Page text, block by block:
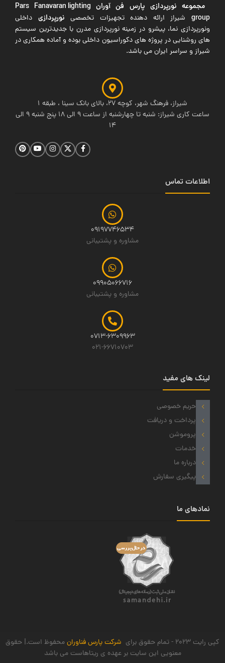
مجموعه نورپردازی پارس فن آوران Pars Fanavaran lighting
groupشیراز ارائه دهنده تجهیزات تخصصی نورپردازی داخلی
ونورپردازی نما، پیشرو در زمینه نورپردازی مدرن با جدیدترین سیستم
های روشنایی در پروژه های دکوراسیون داخلی بوده و آماده همکاری در
شیراز و سراسر ایران می باشد.
شیراز، فرهنگ شهر، کوچه 27، بالای بانک سینا ، طبقه 1
ساعت کاری شیراز: شنبه تا چهارشنبه از ساعت 9 الی 18 پنج شنبه 9 الی
14
اطلاعات تماس
09197746534
مشاوره و پشتیبانی
09905066716
مشاوره و پشتیبانی
0713-6309963
021-66710703
لینک های مفید
حریم خصوصی
پرداخت و دریافت
پروموشن
خدمات
درباره ما
پیگیری سفارش
نمادهای ما
کپی رایت 2023 - تمام حقوق برای شرکت پارس فناورانمحفوظ است.| حقوق
معنویی این سایت بر عهده ی ریتاهاست می باشد